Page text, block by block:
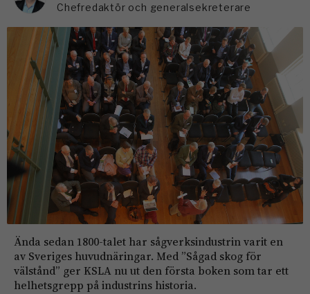
Chefredaktör och generalsekreterare
Ända sedan 1800-talet har sågverksindustrin varit en
av Sveriges huvudnäringar. Med ”Sågad skog för
välstånd” ger KSLA nu ut den första boken som tar ett
helhetsgrepp på industrins historia.